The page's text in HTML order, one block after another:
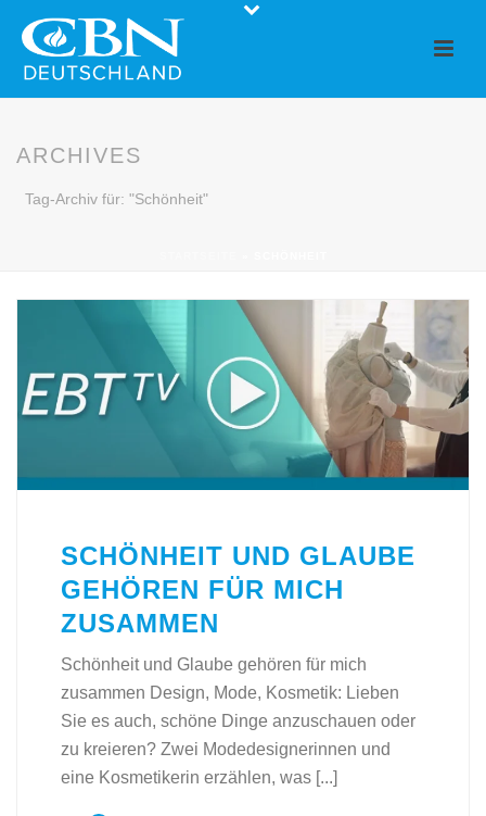
ARCHIVES
Tag-Archiv für: "Schönheit"
SCHÖNHEIT UND GLAUBE
GEHÖREN FÜR MICH
ZUSAMMEN
Schönheit und Glaube gehören für mich
zusammen Design, Mode, Kosmetik: Lieben
Sie es auch, schöne Dinge anzuschauen oder
zu kreieren? Zwei Modedesignerinnen und
eine Kosmetikerin erzählen, was [...]